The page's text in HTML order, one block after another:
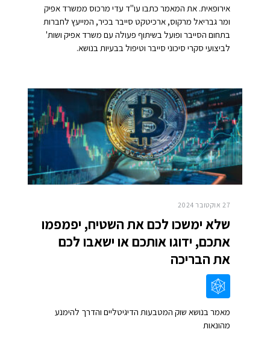
אירופאית. את המאמר כתבו עו"ד עדי מרכוס ממשרד אפיק
ומר גבריאל מרקוס, ארכיטקט סייבר בכיר, המייעץ לחברות
בתחום הסייבר ופועל בשיתוף פעולה עם משרד אפיק ושות'
לביצועי סקרי סיכוני סייבר וטיפול בבעיות בנושא.
27 אוקטובר 2024
שלא ימשכו לכם את השטיח, יפמפמו
אתכם, ידוגו אותכם או ישאבו לכם
את הבריכה
מאמר בנושא שוק המטבעות הדיגיטליים והדרך להימנע
מהונאות